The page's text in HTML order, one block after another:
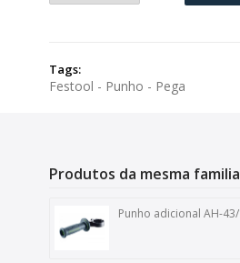
Tags:
Festool - Punho - Pega
Produtos da mesma familia
Punho adicional AH-